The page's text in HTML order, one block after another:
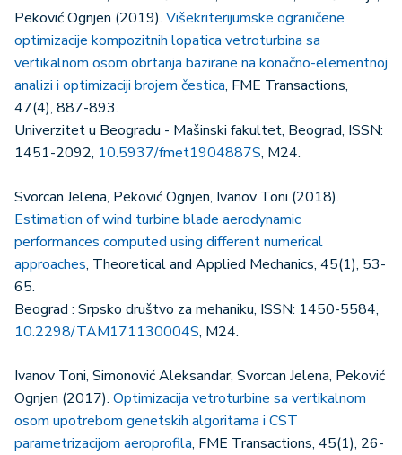
Peković Ognjen (2019). Višekriterijumske ograničene
optimizacije kompozitnih lopatica vetroturbina sa
vertikalnom osom obrtanja bazirane na konačno-elementnoj
analizi i optimizaciji brojem čestica, FME Transactions,
47(4), 887-893.
Univerzitet u Beogradu - Mašinski fakultet, Beograd, ISSN:
1451-2092, 10.5937/fmet1904887S, M24.
Svorcan Jelena, Peković Ognjen, Ivanov Toni (2018).
Estimation of wind turbine blade aerodynamic
performances computed using different numerical
approaches, Theoretical and Applied Mechanics, 45(1), 53-
65.
Beograd : Srpsko društvo za mehaniku, ISSN: 1450-5584,
10.2298/TAM171130004S, M24.
Ivanov Toni, Simonović Aleksandar, Svorcan Jelena, Peković
Ognjen (2017). Optimizacija vetroturbine sa vertikalnom
osom upotrebom genetskih algoritama i CST
parametrizacijom aeroprofila, FME Transactions, 45(1), 26-